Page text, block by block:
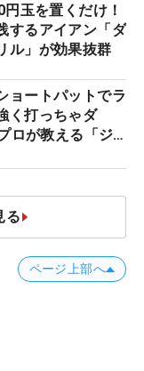
玉を置くだけ！
するアイアン「ダ
ル」が効果抜群
ョートパットでラ
く打っちゃダ
が教える「ジ
る
ページ上部へ